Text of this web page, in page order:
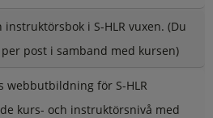
i S-HLR vuxen. (Du
post i samband med kursen)
webbutbildning för S-HLR
kurs- och instruktörsnivå med